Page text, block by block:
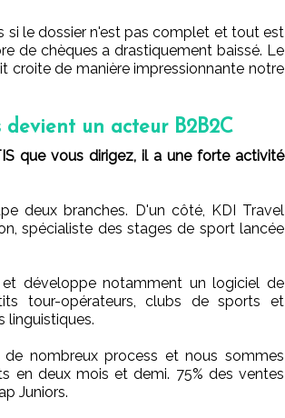
si le dossier n'est pas complet et tout est
de chèques a drastiquement baissé. Le
de manière impressionnante notre
devient un acteur B2B2C
que vous dirigez, il a une forte activité
deux branches. D'un côté, KDI Travel
spécialiste des stages de sport lancée
développe notamment un logiciel de
tour-opérateurs, clubs de sports et
linguistiques.
nombreux process et nous sommes
en deux mois et demi. 75% des ventes
Juniors.